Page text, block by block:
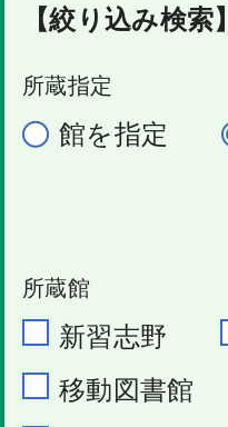
【絞り込み検索】
所蔵指定
館を指定
所蔵館
新習志野
移動図書館